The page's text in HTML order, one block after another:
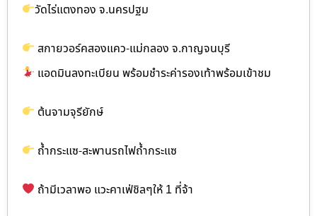
วัดไร่แตงทอง จ.นครปฐม
สกายวอร์คสองแคว-แม่กลอง จ.กาญจนบุรี
แอดมินลงทะเบียน พร้อมชำระค่ารองเท้าพร้อมเข้าชม
ต้นจามจุรียักษ์
ถ้ำกระแซ-สะพานรถไฟถ้ำกระแซ
ถ้ามีเวลาพอ แวะคาเฟ่ชิลๆให้ 1 ที่จ้า